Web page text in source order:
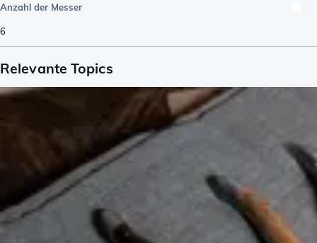
Anzahl der Messer
6
Relevante Topics